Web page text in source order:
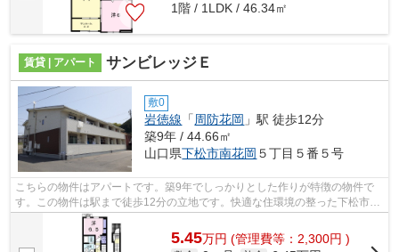
1階 / 1LDK / 46.34㎡
賃貸 | アパート サンビレッジＥ
敷0
岩徳線 「周防花岡 」駅 徒歩12分
築9年 / 44.66㎡
山口県下松市南花岡 ５丁目５番５号
こちらの物件はアパートです。築9年でしっかりとした作りが特徴の物件で
す。この物件は駅まで徒歩12分の立地です。快適な住環境の整った下松市エ
リアでお部屋探しをしませんか。周防花...
5.45万円 (管理費等：2,300円 )